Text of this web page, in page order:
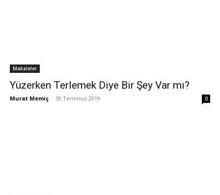
Makaleler
Yüzerken Terlemek Diye Bir Şey Var mı?
Murat Memiç - 30 Temmuz 2019 0